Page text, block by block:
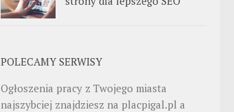
POLECAMY SERWISY
Ogłoszenia pracy z Twojego miasta
najszybciej znajdziesz na placpigal.pl a